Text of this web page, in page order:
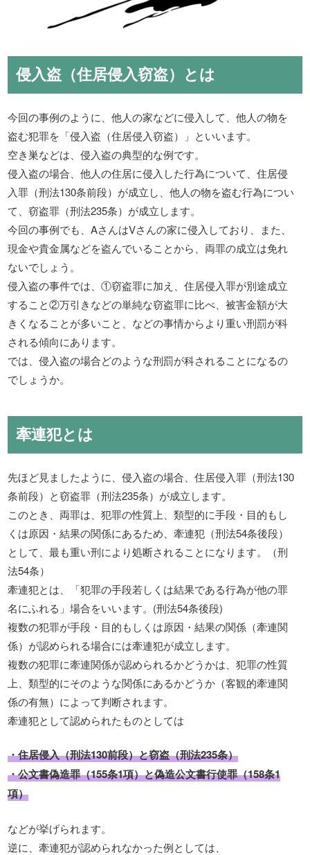
侵入盗（住居侵入窃盗）とは
今回の事例のように、他人の家などに侵入して、他人の物を
盗む犯罪を「侵入盗（住居侵入窃盗）」といいます。
空き巣などは、侵入盗の典型的な例です。
侵入盗の場合、他人の住居に侵入した行為について、住居侵
入罪（刑法130条前段）が成立し、他人の物を盗む行為につい
て、窃盗罪（刑法235条）が成立します。
今回の事例でも、AさんはVさんの家に侵入しており、また、
現金や貴金属などを盗んでいることから、両罪の成立は免れ
ないでしょう。
侵入盗の事件では、①窃盗罪に加え、住居侵入罪が別途成立
すること②万引きなどの単純な窃盗罪に比べ、被害金額が大
きくなることが多いこと、などの事情からより重い刑罰が科
される傾向にあります。
では、侵入盗の場合どのような刑罰が科されることになるの
でしょうか。
牽連犯とは
先ほど見ましたように、侵入盗の場合、住居侵入罪（刑法130
条前段）と窃盗罪（刑法235条）が成立します。
このとき、両罪は、犯罪の性質上、類型的に手段・目的もし
くは原因・結果の関係にあるため、牽連犯（刑法54条後段）
として、最も重い刑により処断されることになります。（刑
法54条）
牽連犯とは、「犯罪の手段若しくは結果である行為が他の罪
名にふれる」場合をいいます。(刑法54条後段)
複数の犯罪が手段・目的もしくは原因・結果の関係（牽連関
係）が認められる場合には牽連犯が成立します。
複数の犯罪に牽連関係が認められるかどうかは、犯罪の性質
上、類型的にそのような関係にあるかどうか（客観的牽連関
係の有無）によって判断されます。
牽連犯として認められたものとしては
・住居侵入（刑法130前段）と窃盗（刑法235条）
・公文書偽造罪（155条1項）と偽造公文書行使罪（158条1
項）
などが挙げられます。
逆に、牽連犯が認められなかった例としては、